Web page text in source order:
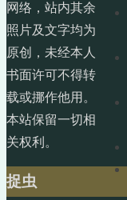
网络，站内其余
照片及文字均为
原创，未经本人
书面许可不得转
载或挪作他用。
本站保留一切相
关权利。
捉虫